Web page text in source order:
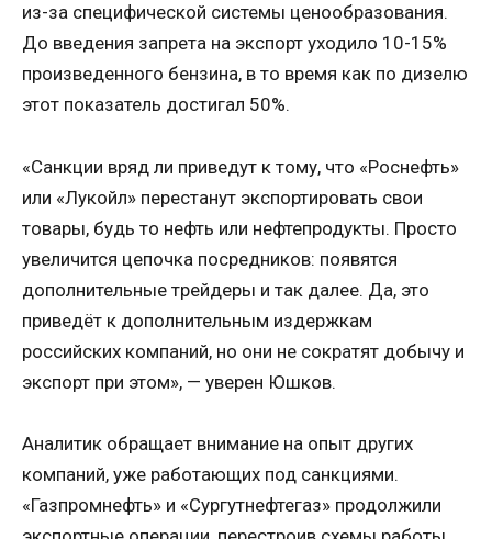
из-за специфической системы ценообразования.
До введения запрета на экспорт уходило 10-15%
произведенного бензина, в то время как по дизелю
этот показатель достигал 50%.
«Санкции вряд ли приведут к тому, что «Роснефть»
или «Лукойл» перестанут экспортировать свои
товары, будь то нефть или нефтепродукты. Просто
увеличится цепочка посредников: появятся
дополнительные трейдеры и так далее. Да, это
приведёт к дополнительным издержкам
российских компаний, но они не сократят добычу и
экспорт при этом», — уверен Юшков.
Аналитик обращает внимание на опыт других
компаний, уже работающих под санкциями.
«Газпромнефть» и «Сургутнефтегаз» продолжили